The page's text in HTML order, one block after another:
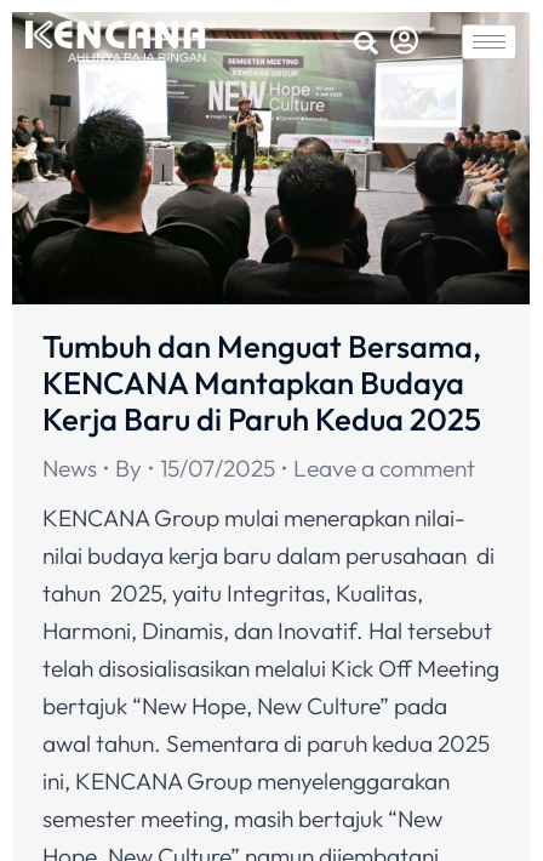
Tumbuh dan Menguat Bersama,
KENCANA Mantapkan Budaya
Kerja Baru di Paruh Kedua 2025
News By 15/07/2025
Leave a comment
KENCANA Group mulai menerapkan nilai-
nilai budaya kerja baru dalam perusahaan di
tahun 2025, yaitu Integritas, Kualitas,
Harmoni, Dinamis, dan Inovatif. Hal tersebut
telah disosialisasikan melalui Kick Off Meeting
bertajuk “New Hope, New Culture” pada
awal tahun. Sementara di paruh kedua 2025
ini, KENCANA Group menyelenggarakan
semester meeting, masih bertajuk “New